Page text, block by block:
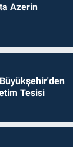
Azerin
Tesisi